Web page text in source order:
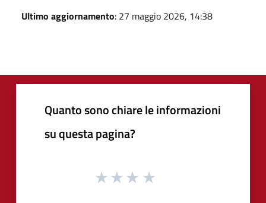
Ultimo aggiornamento: 27 maggio 2026, 14:38
Quanto sono chiare le informazioni
su questa pagina?